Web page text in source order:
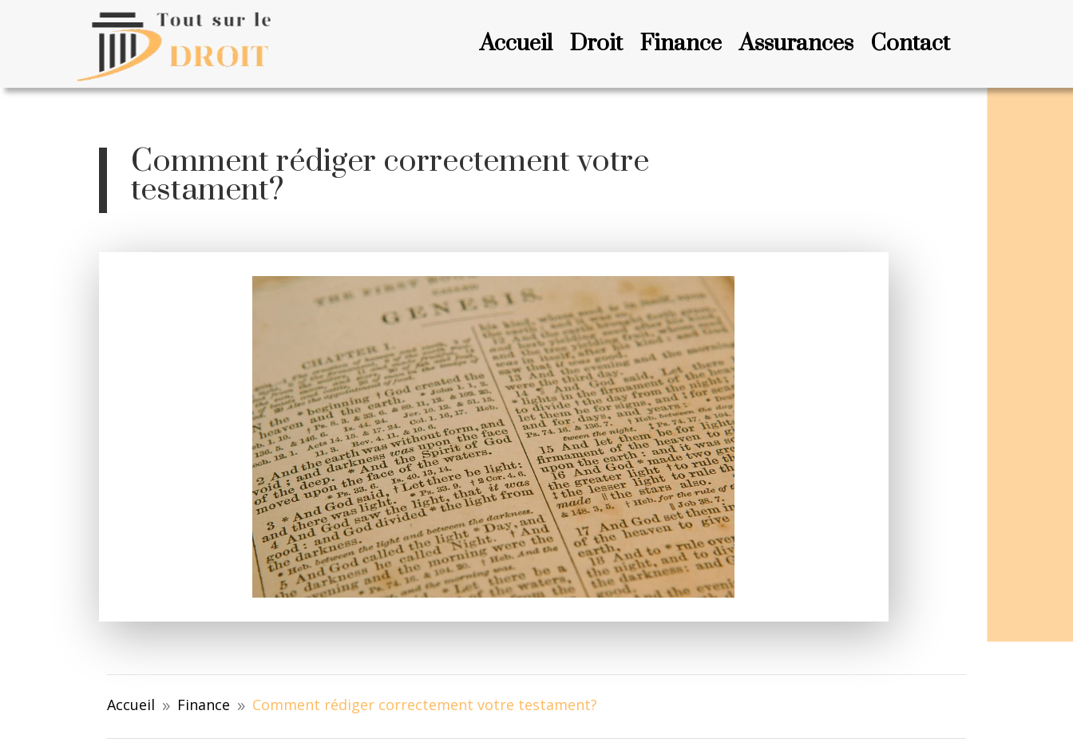
Accueil Droit Finance Assurances Contact
Comment rédiger correctement votre
testament?
Accueil 9 Finance 9 Comment rédiger correctement votre testament?